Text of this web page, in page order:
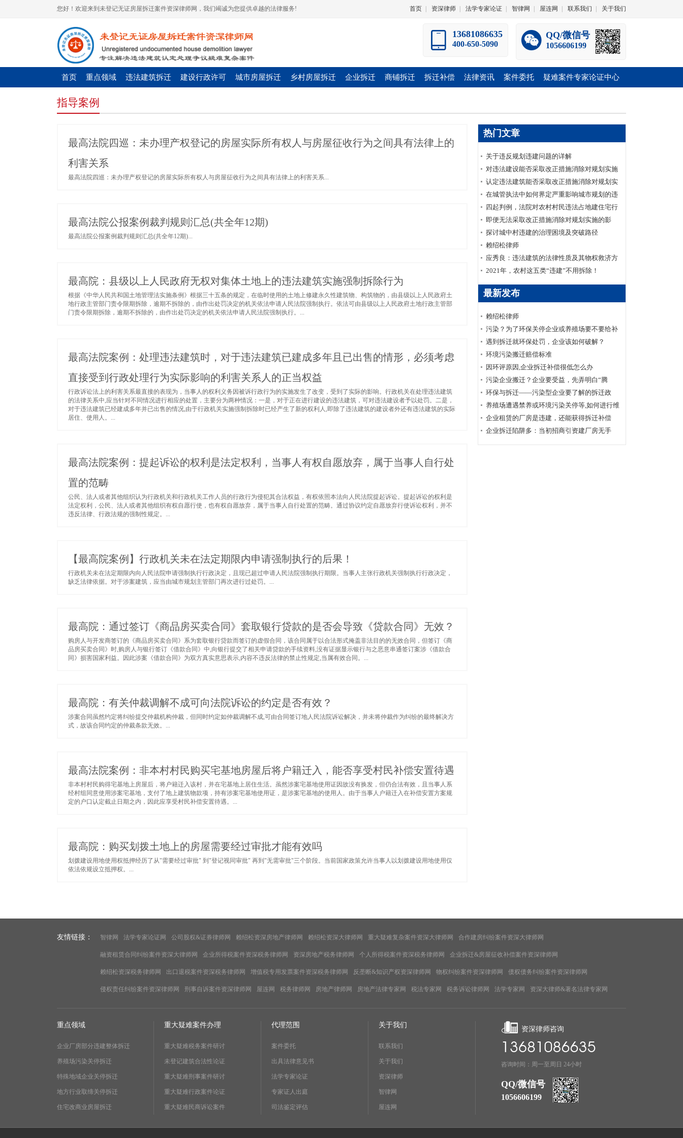
您好！欢迎来到未登记无证房屋拆迁案件资深律师网，我们竭诚为您提供卓越的法律服务! 首页 资深律师 法学专家论证 智律网 屋连网 联系我们 关于我们
13681086635
400-650-5090
QQ/微信号
1056606199
首页 重点领域 违法建筑拆迁 建设行政许可 城市房屋拆迁 乡村房屋拆迁 企业拆迁 商铺拆迁 拆迁补偿 法律资讯 案件委托 疑难案件专家论证中心
指导案例
最高法院四巡：未办理产权登记的房屋实际所有权人与房屋征收行为之间具有法律上的
利害关系
最高法院四巡：未办理产权登记的房屋实际所有权人与房屋征收行为之间具有法律上的利害关系...
最高法院公报案例裁判规则汇总(共全年12期)
最高法院公报案例裁判规则汇总(共全年12期)...
最高院：县级以上人民政府无权对集体土地上的违法建筑实施强制拆除行为
根据《中华人民共和国土地管理法实施条例》根据三十五条的规定，在临时使用的土地上修建永久性建筑物、构筑物的，由县级以上人民政府土
地行政主管部门责令限期拆除，逾期不拆除的，由作出处罚决定的机关依法申请人民法院强制执行。依法可由县级以上人民政府土地行政主管部
门责令限期拆除，逾期不拆除的，由作出处罚决定的机关依法申请人民法院强制执行。...
最高法院案例：处理违法建筑时，对于违法建筑已建成多年且已出售的情形，必须考虑
直接受到行政处理行为实际影响的利害关系人的正当权益
行政诉讼法上的利害关系最直接的表现为，当事人的权利义务因被诉行政行为的实施发生了改变，受到了实际的影响。行政机关在处理违法建筑
的法律关系中,应当针对不同情况进行相应的处置，主要分为两种情况：一是，对于正在进行建设的违法建筑，可对违法建设者予以处罚。二是，
对于违法建筑已经建成多年并已出售的情况,由于行政机关实施强制拆除时已经产生了新的权利人,即除了违法建筑的建设者外还有违法建筑的实际
居住、使用人。...
最高法院案例：提起诉讼的权利是法定权利，当事人有权自愿放弃，属于当事人自行处
置的范畴
公民、法人或者其他组织认为行政机关和行政机关工作人员的行政行为侵犯其合法权益，有权依照本法向人民法院提起诉讼。提起诉讼的权利是
法定权利，公民、法人或者其他组织有权自愿行使，也有权自愿放弃，属于当事人自行处置的范畴。通过协议约定自愿放弃行使诉讼权利，并不
违反法律、行政法规的强制性规定。...
【最高院案例】行政机关未在法定期限内申请强制执行的后果！
行政机关未在法定期限内向人民法院申请强制执行行政决定，且现已超过申请人民法院强制执行期限。当事人主张行政机关强制执行行政决定，
缺乏法律依据。对于涉案建筑，应当由城市规划主管部门再次进行过处罚。...
最高院：通过签订《商品房买卖合同》套取银行贷款的是否会导致《贷款合同》无效？
购房人与开发商签订的《商品房买卖合同》系为套取银行贷款而签订的虚假合同，该合同属于以合法形式掩盖非法目的的无效合同，但签订《商
品房买卖合同》时,购房人与银行签订《借款合同》中,向银行提交了相关申请贷款的手续资料,没有证据显示银行与之恶意串通签订案涉《借款合
同》损害国家利益。因此涉案《借款合同》为双方真实意思表示,内容不违反法律的禁止性规定,当属有效合同。...
最高院：有关仲裁调解不成可向法院诉讼的约定是否有效？
涉案合同虽然约定将纠纷提交仲裁机构仲裁，但同时约定如仲裁调解不成,可由合同签订地人民法院诉讼解决，并未将仲裁作为纠纷的最终解决方
式，故该合同约定的仲裁条款无效。...
最高法院案例：非本村村民购买宅基地房屋后将户籍迁入，能否享受村民补偿安置待遇
非本村村民购得宅基地上房屋后，将户籍迁入该村，并在宅基地上居住生活。虽然涉案宅基地使用证因故没有换发，但仍合法有效，且当事人系
经村组同意使用涉案宅基地，支付了地上建筑物款项，持有涉案宅基地使用证，是涉案宅基地的使用人。由于当事人户籍迁入在补偿安置方案规
定的户口认定截止日期之内，因此应享受村民补偿安置待遇。...
最高院：购买划拨土地上的房屋需要经过审批才能有效吗
划拨建设用地使用权抵押经历了从"需要经过审批" 到"登记视同审批" 再到"无需审批"三个阶段。当前国家政策允许当事人以划拨建设用地使用仅
依法依规设立抵押权。...
热门文章
关于违反规划违建问题的详解
对违法建设能否采取改正措施消除对规划实施
影响的判断
认定违法建筑能否采取改正措施消除对规划实
施的影响，不能以被动修改的规划为依据
在城管执法中如何界定严重影响城市规划的违
法建设
四起判例，法院对农村村民违法占地建住宅行
政处罚权也有不同的解读和判决
即便无法采取改正措施消除对规划实施的影
响，也并不都必须拆除
探讨城中村违建的治理困境及突破路径
赖绍松律师
应秀良：违法建筑的法律性质及其物权救济方
式
2021年，农村这五类“违建”不用拆除！
最新发布
赖绍松律师
污染？为了环保关停企业或养殖场要不要给补
偿呢？
遇到拆迁就环保处罚，企业该如何破解？
环境污染搬迁赔偿标准
因环评原因,企业拆迁补偿很低怎么办
污染企业搬迁？企业要受益，先弄明白“腾
退”与“拆迁”的4点区别
环保与拆迁——污染型企业要了解的拆迁政
策！
养殖场遭遇禁养或环境污染关停等,如何进行维
权
企业租赁的厂房是违建，还能获得拆迁补偿
吗？
企业拆迁陷阱多：当初招商引资建厂房无手
续，遇到拆迁变违建
友情链接： 智律网 法学专家论证网 公司股权&证券律师网 赖绍松资深房地产律师网 赖绍松资深大律师网 重大疑难复杂案件资深大律师网 合作建房纠纷案件资深大律师网
融资租赁合同纠纷案件资深大律师网 企业所得税案件资深税务律师网 资深房地产税务律师网 个人所得税案件资深税务律师网 企业拆迁&房屋征收补偿案件资深律师网
赖绍松资深税务律师网 出口退税案件资深税务律师网 增值税专用发票案件资深税务律师网 反垄断&知识产权资深律师网 物权纠纷案件资深律师网 债权债务纠纷案件资深律师网
侵权责任纠纷案件资深律师网 刑事自诉案件资深律师网 屋连网 税务律师网 房地产律师网 房地产法律专家网 税法专家网 税务诉讼律师网 法学专家网 资深大律师&著名法律专家网
重点领域
企业厂房部分违建整体拆迁
养殖场污染关停拆迁
特殊地域企业关停拆迁
地方行业取缔关停拆迁
住宅改商业房屋拆迁
重大疑难案件办理
重大疑难税务案件研讨
未登记建筑合法性论证
重大疑难刑事案件研讨
重大疑难行政案件论证
重大疑难民商诉讼案件
代理范围
案件委托
出具法律意见书
法学专家论证
专家证人出庭
司法鉴定评估
关于我们
联系我们
关于我们
资深律师
智律网
屋连网
资深律师咨询
咨询时间：周一至周日 24小时
QQ/微信号
1056606199